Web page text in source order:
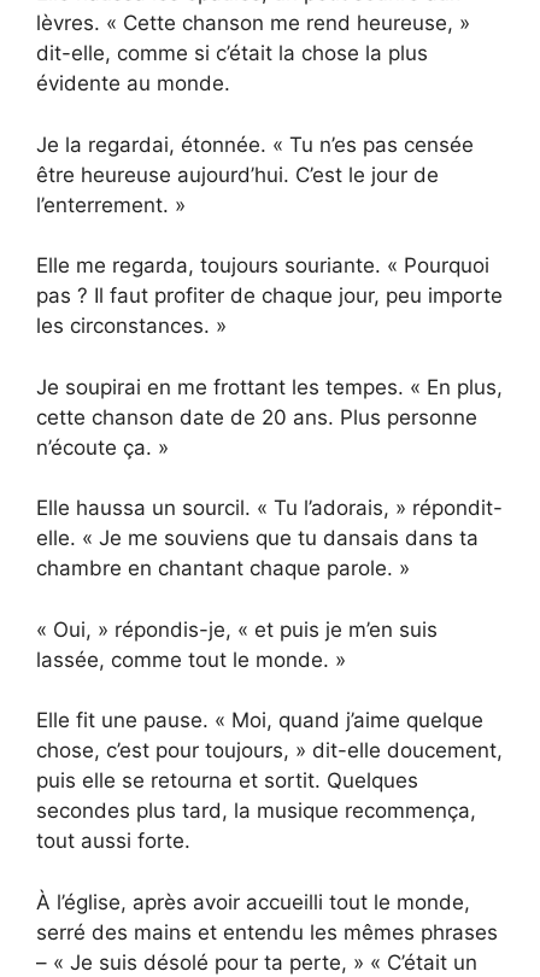
lèvres. « Cette chanson me rend heureuse, »
dit-elle, comme si c’était la chose la plus
évidente au monde.
Je la regardai, étonnée. « Tu n’es pas censée
être heureuse aujourd’hui. C’est le jour de
l’enterrement. »
Elle me regarda, toujours souriante. « Pourquoi
pas ? Il faut profiter de chaque jour, peu importe
les circonstances. »
Je soupirai en me frottant les tempes. « En plus,
cette chanson date de 20 ans. Plus personne
n’écoute ça. »
Elle haussa un sourcil. « Tu l’adorais, » répondit-
elle. « Je me souviens que tu dansais dans ta
chambre en chantant chaque parole. »
« Oui, » répondis-je, « et puis je m’en suis
lassée, comme tout le monde. »
Elle fit une pause. « Moi, quand j’aime quelque
chose, c’est pour toujours, » dit-elle doucement,
puis elle se retourna et sortit. Quelques
secondes plus tard, la musique recommença,
tout aussi forte.
À l’église, après avoir accueilli tout le monde,
serré des mains et entendu les mêmes phrases
– « Je suis désolé pour ta perte, » « C’était un